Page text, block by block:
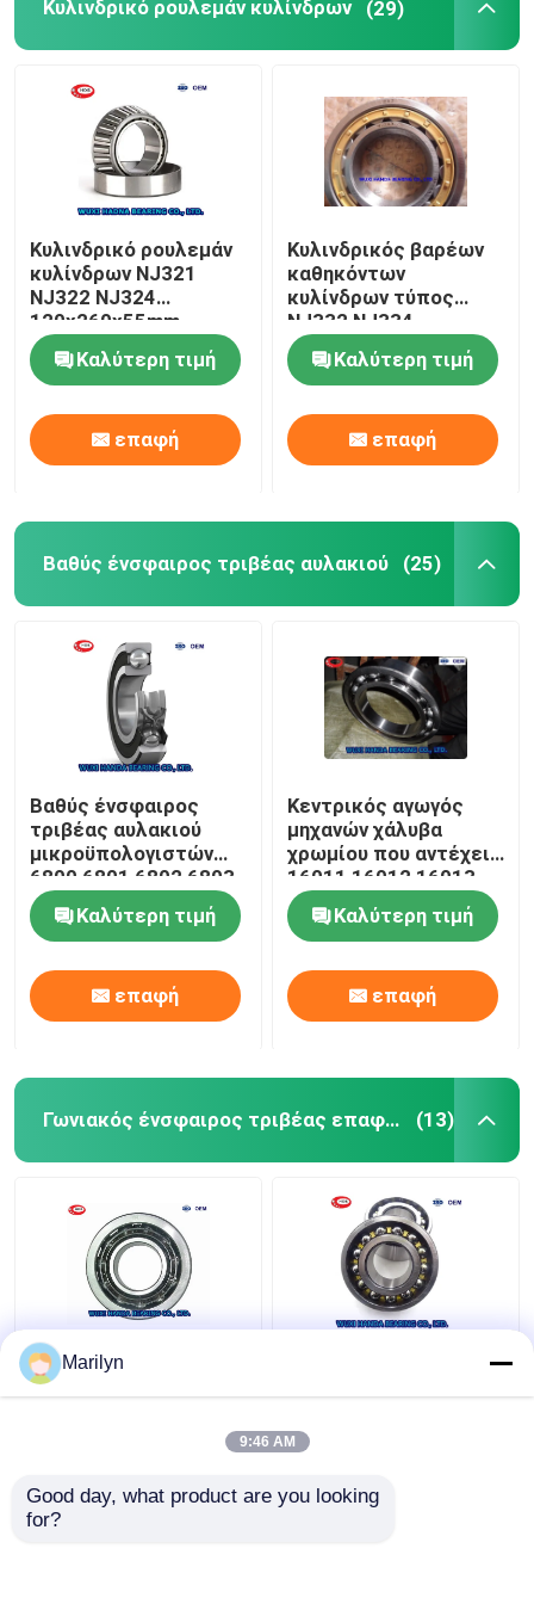
Κυλινδρικό ρουλεμάν κυλίνδρων (29)
Κυλινδρικό ρουλεμάν
κυλίνδρων NJ321
NJ322 NJ324
120x260x55mm
ρουλεμάν αξόνων
μηχανώνΚαλύτερη τιμή
επαφή
Κυλινδρικός βαρέων
καθηκόντων
κυλίνδρων τύπος
NJ332 NJ334
ρουλεμάν NJ
ρουλεμάν
περιστρεφόμενος
Καλύτερη τιμή
επαφή
Βαθύς ένσφαιρος τριβέας αυλακιού (25)
Βαθύς ένσφαιρος
τριβέας αυλακιού
μικροϋπολογιστών
6800 6801 6802 6803
6804 6805ZZ 2RS
Καλύτερη τιμή
επαφή
Κεντρικός αγωγός
μηχανών χάλυβα
χρωμίου που αντέχει
16011 16012 16013
16014 16015 DDU
ZZC3 2RSΚαλύτερη τιμή
επαφή
Γωνιακός ένσφαιρος τριβέας επαφών (13)
Γωνιακός ένσφαιρος
τριβέας επαφών 7216
QJ 1022 N2MA QJ 226
N2MA
Marilyn
9:46 AM
Good day, what product are you looking
for?